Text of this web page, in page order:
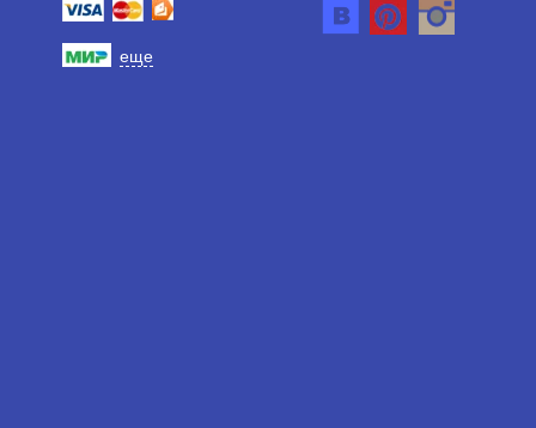
еще